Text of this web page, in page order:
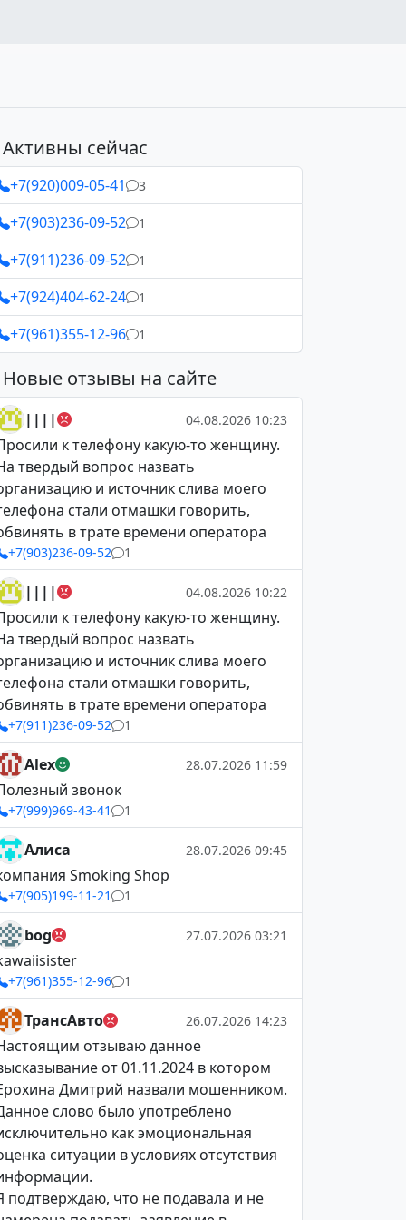
сейчас
+7(920)009-05-41 3
+7(903)236-09-52 1
+7(911)236-09-52 1
+7(924)404-62-24 1
+7(961)355-12-96 1
отзывы на сайте
|||| 04.08.2026 10:23
к телефону какую-то женщину.
твердый вопрос назвать
и источник слива моего
стали отмашки говорить,
в трате времени оператора
+7(903)236-09-52 1
|||| 04.08.2026 10:22
к телефону какую-то женщину.
твердый вопрос назвать
и источник слива моего
стали отмашки говорить,
в трате времени оператора
+7(911)236-09-52 1
Alex 28.07.2026 11:59
звонок
+7(999)969-43-41 1
Алиса 28.07.2026 09:45
Smoking Shop
+7(905)199-11-21 1
bog 27.07.2026 03:21
+7(961)355-12-96 1
ТрансАвто 26.07.2026 14:23
отзываю данное
от 01.11.2024 в котором
Дмитрий назвали мошенником.
слово было употреблено
как эмоциональная
ситуации в условиях отсутствия
подтверждаю, что не подавала и не